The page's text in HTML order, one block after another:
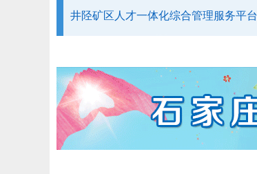
井陉矿区人才一体化综合管理服务平台